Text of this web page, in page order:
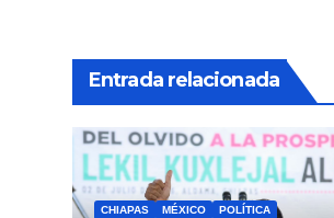
Entrada relacionada
CHIAPAS MÉXICO POLÍTICA